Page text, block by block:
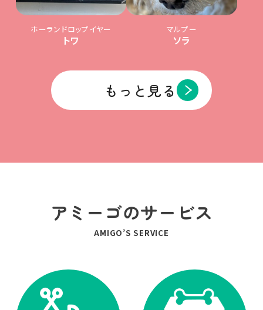
ホーランドロップイヤー
トワ
マルプー
ソラ
もっと見る
アミーゴのサービス
AMIGO’S SERVICE